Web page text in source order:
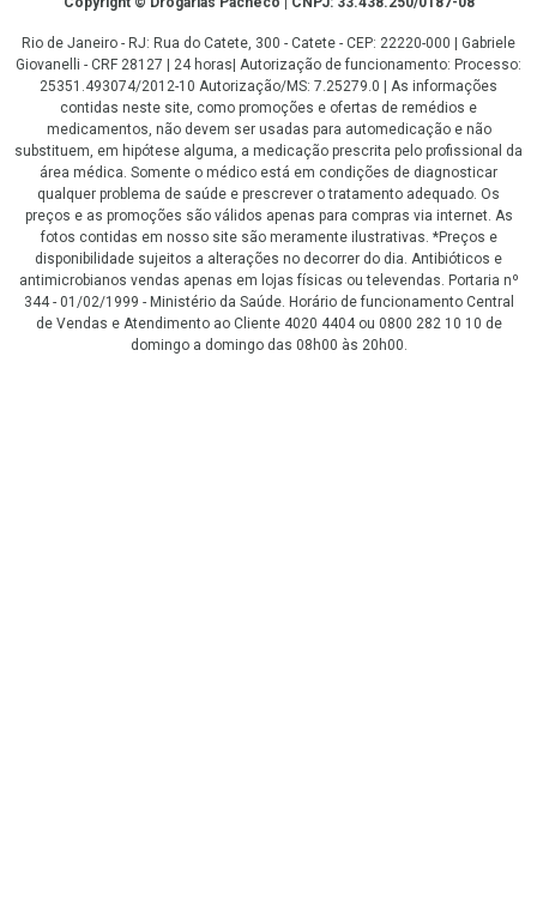
Rio de Janeiro - RJ: Rua do Catete, 300 - Catete - CEP: 22220-000 | Gabriele
Giovanelli - CRF 28127 | 24 horas| Autorização de funcionamento: Processo:
25351.493074/2012-10 Autorização/MS: 7.25279.0 | As informações
contidas neste site, como promoções e ofertas de remédios e
medicamentos, não devem ser usadas para automedicação e não
substituem, em hipótese alguma, a medicação prescrita pelo profissional da
área médica. Somente o médico está em condições de diagnosticar
qualquer problema de saúde e prescrever o tratamento adequado. Os
preços e as promoções são válidos apenas para compras via internet. As
fotos contidas em nosso site são meramente ilustrativas. *Preços e
disponibilidade sujeitos a alterações no decorrer do dia. Antibióticos e
antimicrobianos vendas apenas em lojas físicas ou televendas. Portaria nº
344 - 01/02/1999 - Ministério da Saúde. Horário de funcionamento Central
de Vendas e Atendimento ao Cliente 4020 4404 ou 0800 282 10 10 de
domingo a domingo das 08h00 às 20h00.